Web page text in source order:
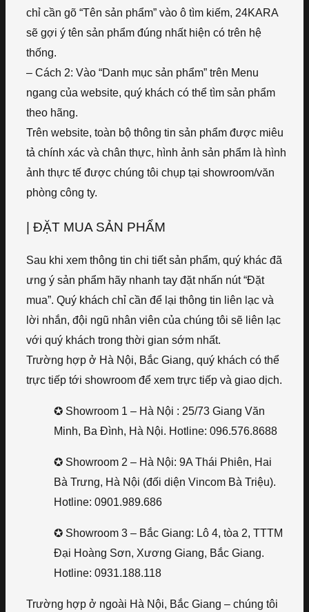
chỉ cần gõ “Tên sản phẩm” vào ô tìm kiếm, 24KARA
sẽ gợi ý tên sản phẩm đúng nhất hiện có trên hệ
thống.
– Cách 2: Vào “Danh mục sản phẩm” trên Menu
ngang của website, quý khách có thể tìm sản phẩm
theo hãng.
Trên website, toàn bộ thông tin sản phẩm được miêu
tả chính xác và chân thực, hình ảnh sản phẩm là hình
ảnh thực tế được chúng tôi chụp tại showroom/văn
phòng công ty.
| ĐẶT MUA SẢN PHẨM
Sau khi xem thông tin chi tiết sản phẩm, quý khác đã
ưng ý sản phẩm hãy nhanh tay đặt nhấn nút “Đặt
mua”. Quý khách chỉ cần để lại thông tin liên lạc và
lời nhắn, đội ngũ nhân viên của chúng tôi sẽ liên lạc
với quý khách trong thời gian sớm nhất.
Trường hợp ở Hà Nội, Bắc Giang, quý khách có thể
trực tiếp tới showroom để xem trực tiếp và giao dịch.
✪ Showroom 1 – Hà Nội : 25/73 Giang Văn
Minh, Ba Đình, Hà Nội. Hotline: 096.576.8688
✪ Showroom 2 – Hà Nội: 9A Thái Phiên, Hai
Bà Trưng, Hà Nội (đối diện Vincom Bà Triệu).
Hotline: 0901.989.686
✪ Showroom 3 – Bắc Giang: Lô 4, tòa 2, TTTM
Đại Hoàng Sơn, Xương Giang, Bắc Giang.
Hotline: 0931.188.118
Trường hợp ở ngoài Hà Nội, Bắc Giang – chúng tôi